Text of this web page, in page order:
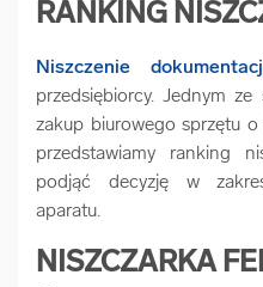
RANKING
Niszczenie
przedsiębiorcy. Jednym
zakup biurowego sprzętu
przedstawiamy ranking
podjąć decyzję w
aparatu.
NISZCZARKA